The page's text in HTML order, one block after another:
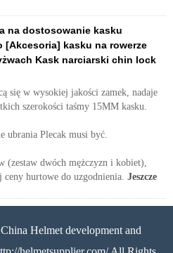
na dostosowanie kasku
[Akcesoria] kasku na rowerze
Kask narciarski chin lock
się w wysokiej jakości zamek, nadaje
szerokości taśmy 15MM kasku.
ubrania Plecak musi być.
(zestaw dwóch mężczyzn i kobiet),
ceny hurtowe do uzgodnienia. Jeszcze
Helmet development and